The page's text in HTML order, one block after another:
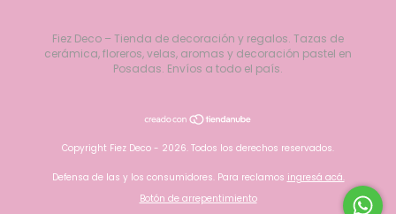
Fiez Deco – Tienda de decoración y regalos. Tazas de
cerámica, floreros, velas, aromas y decoración pastel en
Posadas. Envíos a todo el país.
Copyright Fiez Deco - 2026. Todos los derechos reservados.
Defensa de las y los consumidores. Para reclamos ingresá acá.
Botón de arrepentimiento